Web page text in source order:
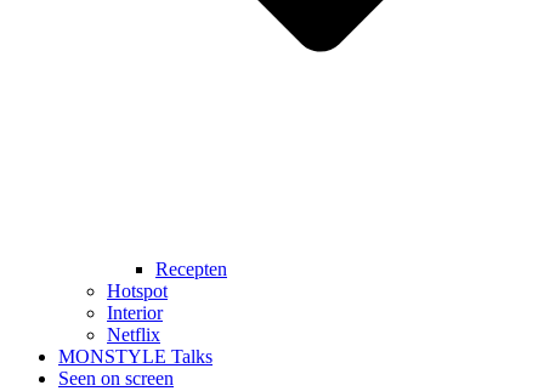
Recepten
Hotspot
Interior
Netflix
MONSTYLE Talks
Seen on screen